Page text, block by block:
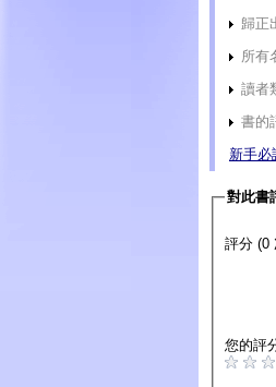
歸正
所有
讀者
書的
新手必
對此書
評分 (0
您的評